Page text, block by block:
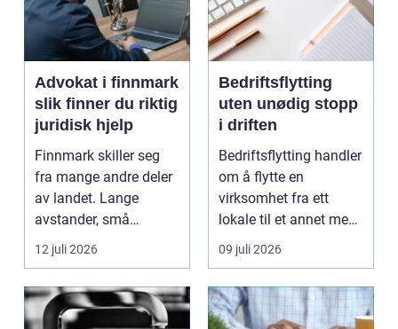
Advokat i finnmark
slik finner du riktig
juridisk hjelp
Finnmark skiller seg
fra mange andre deler
av landet. Lange
avstander, små
lokalsamfunn, sterk
tilkn...
12 juli 2026
Bedriftsflytting
uten unødig stopp
i driften
Bedriftsflytting handler
om å flytte en
virksomhet fra ett
lokale til et annet med
minst mulig...
09 juli 2026